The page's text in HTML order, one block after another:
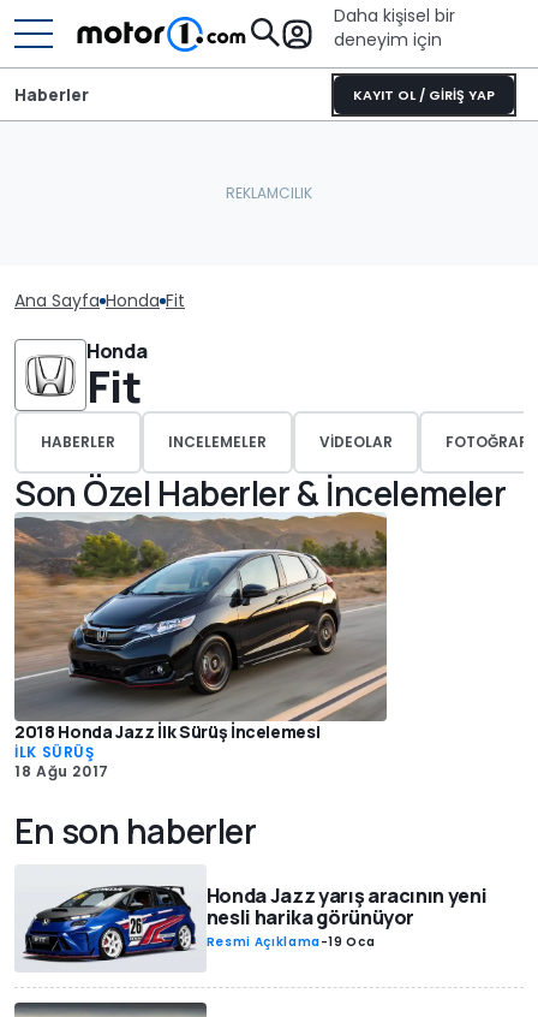
Daha kişisel bir
deneyim için
KAYIT OL / GİRİŞ YAP
Haberler
Ana Sayfa Honda Fit
Honda
Fit
HABERLER INCELEMELER VIDEOLAR
Son Özel Haberler & İncelemeler
2018 Honda Jazz İlk Sürüş İncelemesi
İLK SÜRÜŞ
18 Ağu 2017
En son haberler
Honda Jazz yarış aracının yeni
nesli harika görünüyor
Resmi Açıklama-19 Oca